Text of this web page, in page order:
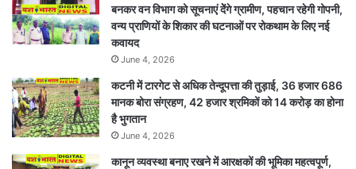
बनकर वन विभाग को सूचनाएं देेंगे ग्रामीण, पहचान रहेगी गोपनी,
वन्य प्राणियों के शिकार की घटनाओं पर रोकथाम के लिए नई
कवायद
June 4, 2026
कटनी में टारगेट से अधिक तेन्दूपत्ता की तुड़ाई, 36 हजार 686
मानक बोरा संग्रहण, 42 हजार श्रमिकों को 14 करोड़ का होना
है भुगतान
June 4, 2026
कानून व्यवस्था बनाए रखने में आरक्षकों की भूमिका महत्वपूर्ण,